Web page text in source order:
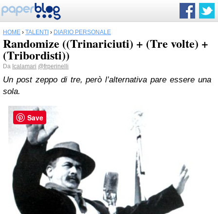
HOME › TALENTI › DIARIO PERSONALE
Randomize ((Trinariciuti) + (Tre volte) +
(Tribordisti))
Da Icalamari @frperinelli
Un post zeppo di tre, però l’alternativa pare essere una
sola.
Save